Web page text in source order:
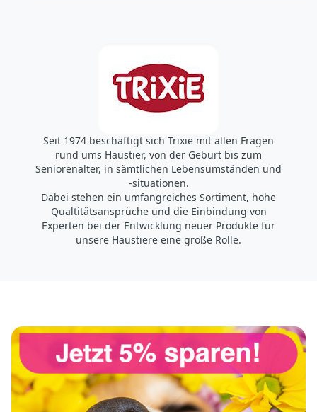
Seit 1974 beschäftigt sich Trixie mit allen Fragen
rund ums Haustier, von der Geburt bis zum
Seniorenalter, in sämtlichen Lebensumständen und
-situationen.
Dabei stehen ein umfangreiches Sortiment, hohe
Qualtitätsansprüche und die Einbindung von
Experten bei der Entwicklung neuer Produkte für
unsere Haustiere eine große Rolle.